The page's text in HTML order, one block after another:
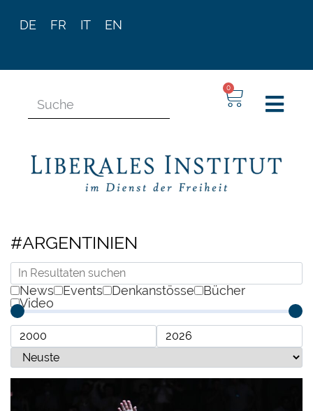
DE FR IT EN
0
#ARGENTINIEN
News Events Denkanstösse
Bücher
Video